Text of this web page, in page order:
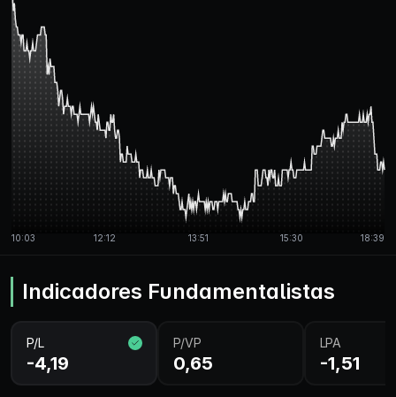
Indicadores Fundamentalistas
P/L
-4,19
P/VP
0,65
LPA
-1,51